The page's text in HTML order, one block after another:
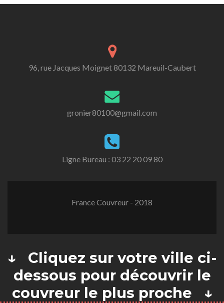
96, rue Jacques Moignet 80132 Mareuil-Caubert
gronier80100@gmail.com
Ligne Bureau : 03 22 20 09 80
France Couvreur - 2018
↓ Cliquez sur votre ville ci-
dessous pour découvrir le
couvreur le plus proche ↓